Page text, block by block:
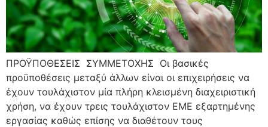
ΠΡΟΫΠΟΘΕΣΕΙΣ ΣΥΜΜΕΤΟΧΗΣ Οι βασικές
προϋποθέσεις μεταξύ άλλων είναι οι επιχειρήσεις να
έχουν τουλάχιστον μία πλήρη κλεισμένη διαχειριστική
χρήση, να έχουν τρεις τουλάχιστον ΕΜΕ εξαρτημένης
εργασίας καθώς επίσης να διαθέτουν τους